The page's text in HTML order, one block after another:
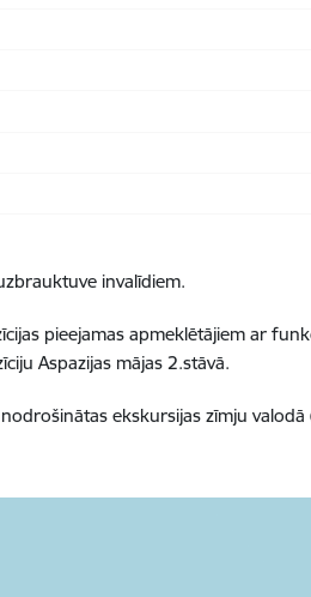
invalīdiem.
pieejamas apmeklētājiem ar
Aspazijas mājas 2.stāvā.
ekskursijas zīmju